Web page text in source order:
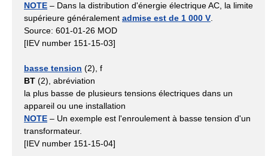
NOTE – Dans la distribution d'énergie électrique AC, la limite
supérieure généralement admise est de 1 000 V
Source: 601-01-26 MOD
[IEV number 151-15-03]
basse tension (2), f
BT (2), abréviation
la plus basse de plusieurs tensions électriques dans un
appareil ou une installation
NOTE – Un exemple est l'enroulement à basse tension d'un
transformateur.
[IEV number 151-15-04]